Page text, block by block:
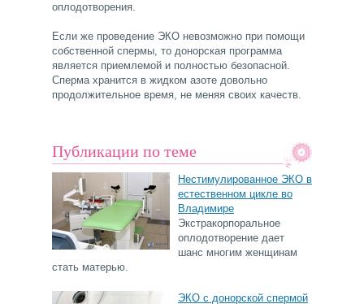
оплодотворения.
Если же проведение ЭКО невозможно при помощи
собственной спермы, то донорская программа
является приемлемой и полностью безопасной.
Сперма хранится в жидком азоте довольно
продолжительное время, не меняя своих качеств.
Публикации по теме
Нестимулированное ЭКО в
естественном цикле во
Владимире
Экстракорпоральное
оплодотворение дает
шанс многим женщинам
стать матерью.
ЭКО с донорской спермой